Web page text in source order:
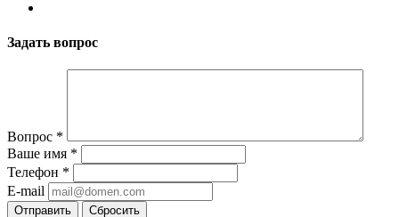
Задать вопрос
Вопрос *
Ваше имя *
Телефон *
E-mail
Сбросить